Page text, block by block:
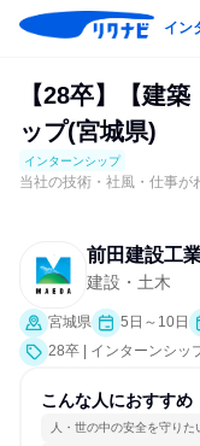
イン
【28卒】【建
ップ(宮城県)
インターンシップ
当社の技術・社風・仕事が
前田建設工
建設・土木
宮城県 5日～10日
28卒 | インターンシッ
こんな人におすすめ
人・世の中の安全を守りた